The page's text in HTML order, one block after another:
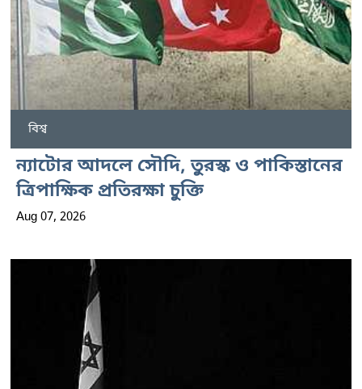
বিশ্ব
ন্যাটোর আদলে সৌদি, তুরস্ক ও পাকিস্তানের
ত্রিপাক্ষিক প্রতিরক্ষা চুক্তি
Aug 07, 2026